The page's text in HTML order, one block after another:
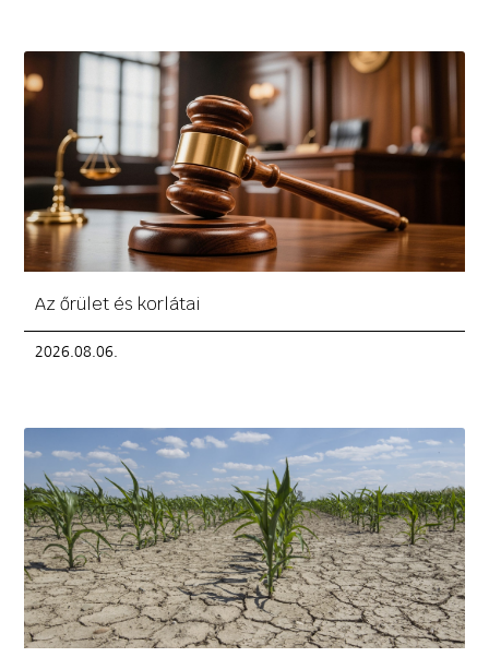
Az őrület és korlátai
2026.08.06.